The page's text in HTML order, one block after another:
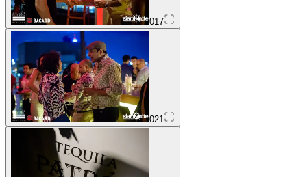
017
021